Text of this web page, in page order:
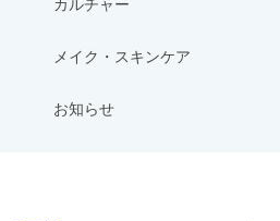
カルチャー
メイク・スキンケア
お知らせ